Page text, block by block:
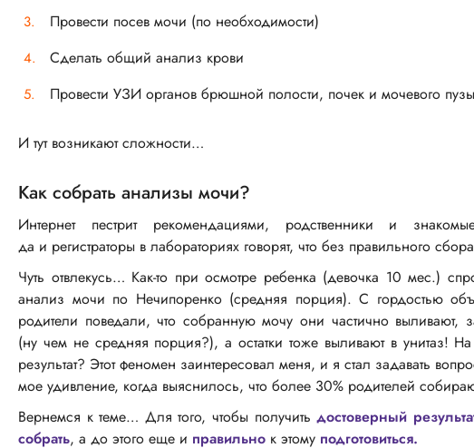
Провести посев мочи (по необходимости)
Сделать общий анализ крови
Провести УЗИ органов брюшной полости, почек и мочевого
И тут возникают сложности…
Как собрать анализы мочи?
Интернет пестрит рекомендациями, родственники и
да и регистраторы в лабораториях говорят, что без правильного
Чуть отвлекусь… Как-то при осмотре ребенка (девочка 10 мес.)
анализ мочи по Нечипоренко (средняя порция). С гордостью
родители поведали, что собранную мочу они частично выливают,
(ну чем не средняя порция?), а остатки тоже выливают в унитаз!
результат? Этот феномен заинтересовал меня, и я стал задавать
мое удивление, когда выяснилось, что более 30% родителей
Вернемся к теме… Для того, чтобы получитьдостоверный
собрать, а до этого еще и правильно к этому подготовиться.